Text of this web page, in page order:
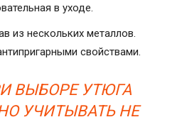
в уходе.
из нескольких металлов.
свойствами.
ВЫБОРЕ УТЮГА
УЧИТЫВАТЬ НЕ